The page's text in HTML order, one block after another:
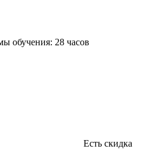
обучения: 28 часов
Есть скидка